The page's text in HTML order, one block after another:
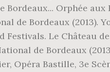
Orphée
de Bordeaux (2013).
Le Château
de Bordeaux
Opéra Bastille, 3e